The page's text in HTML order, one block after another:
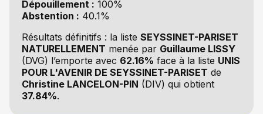
Dépouillement : 100%
Abstention : 40.1%
Résultats définitifs : la liste SEYSSINET-PARISET
NATURELLEMENT menée par Guillaume LISSY
(DVG) l’emporte avec 62.16% face à la liste UNIS
POUR L'AVENIR DE SEYSSINET-PARISET de
Christine LANCELON-PIN (DIV) qui obtient
37.84%.